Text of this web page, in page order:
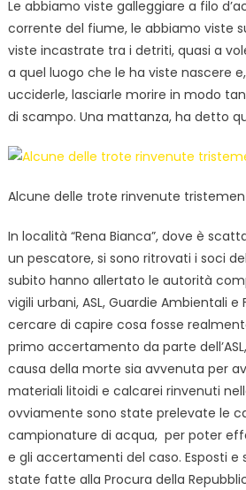
Le abbiamo viste galleggiare a filo
corrente del fiume, le abbiamo viste
viste incastrate tra i detriti, quasi a
a quel luogo che le ha viste nascere
ucciderle, lasciarle morire in modo
di scampo. Una mattanza, ha detto
Alcune delle trote rinvenute
In località “Rena Bianca”, dove è
un pescatore, si sono ritrovati i soci
subito hanno allertato le autorità
vigili urbani, ASL, Guardie Ambientali
cercare di capire cosa fosse
primo accertamento da parte
causa della morte sia avvenuta per
materiali litoidi e calcarei rinvenuti
ovviamente sono state prelevate le
campionature di acqua, per poter
e gli accertamenti del caso. Esposti e
state fatte alla Procura della